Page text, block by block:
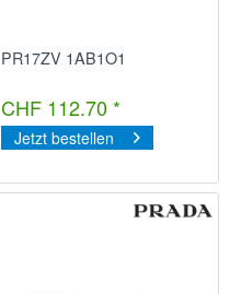
PR17ZV 1AB1O1
CHF 112.70 *
Jetzt bestellen